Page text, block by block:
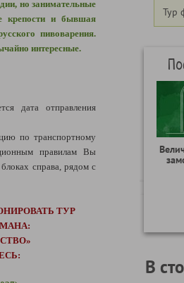
но занимательные
крепости и бывшая
пивоварения.
интересные.
дата отправления
по транспортному
правилам Вы
справа, рядом с
ТУР
Тур
В